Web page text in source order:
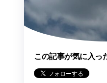
この記事が気に入っ